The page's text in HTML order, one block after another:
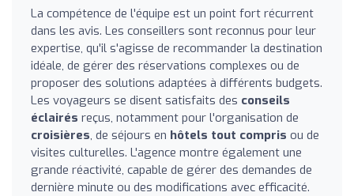
La compétence de l'équipe est un point fort récurrent
dans les avis. Les conseillers sont reconnus pour leur
expertise, qu'il s'agisse de recommander la destination
idéale, de gérer des réservations complexes ou de
proposer des solutions adaptées à différents budgets.
Les voyageurs se disent satisfaits des conseils
éclairés reçus, notamment pour l'organisation de
croisières, de séjours en hôtels tout compris ou de
visites culturelles. L'agence montre également une
grande réactivité, capable de gérer des demandes de
dernière minute ou des modifications avec efficacité.